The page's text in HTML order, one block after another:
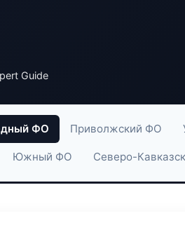
Guide
ФО Приволжский ФО
Южный ФО Северо-